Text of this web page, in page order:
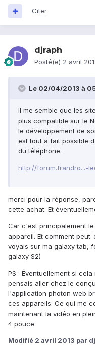
Citer
djraph
Posté(e) 2 avril
Le 02/04/2013 à
Il me semble que les
plus compatible sur le
le développement de
est tout a fait possible
du téléphone.
http://forum.frandro...-
merci pour la réponse,
cette achat. Et
Car c'est principalement
appareil. Et comment
voyais sur ma galaxy tab,
galaxy S2)
PS : Éventuellement si
pensais aller chez le
l'application photon web
ces appareils. Ce qui me
maintenant la vidéo en
4 pouce.
Modifié 2 avril 2013 par